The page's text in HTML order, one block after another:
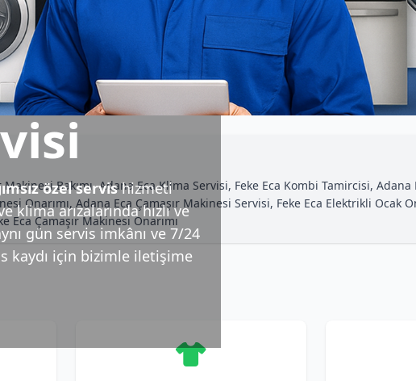
özel servishizmeti
klima arızalarında hızlı ve
gün servis imkânı ve 7/24
kaydı için bizimle iletişime
Bakımı, Adana Eca Klima Servisi, Feke Eca Kombi Tamircisi, Adana
Onarımı, Adana Eca Çamaşır Makinesi Servisi, Feke Eca Elektrikli Ocak
Eca Çamaşır Makinesi Onarımı